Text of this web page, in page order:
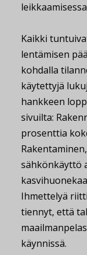
Kaikki
lentämisen
kohdalla
käytettyjä
hankkeen
sivuilta:
prosenttia
sähkönkäyttö
Ihmettelyä
tiennyt, että
käynnissä.